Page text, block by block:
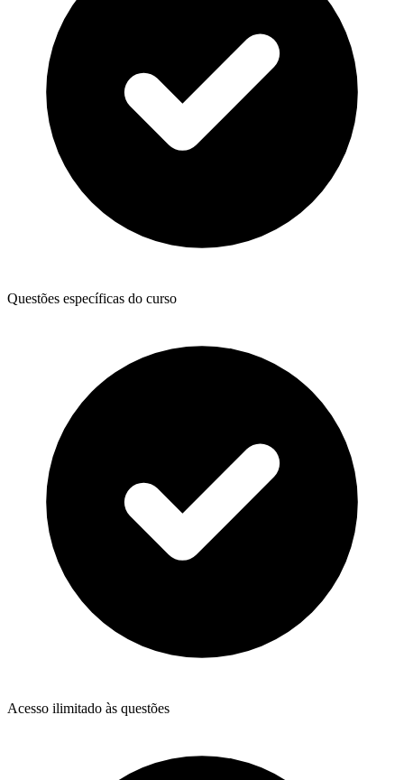
Questões específicas do curso
Acesso ilimitado às questões